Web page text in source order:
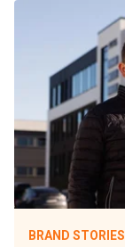
BRAND STORIES